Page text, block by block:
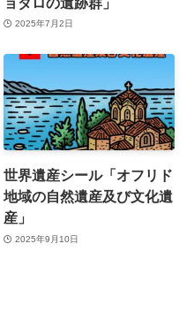
2025年7月2日
世界遺産シール「オフリド
地域の自然遺産及び文化遺
産」
2025年9月10日